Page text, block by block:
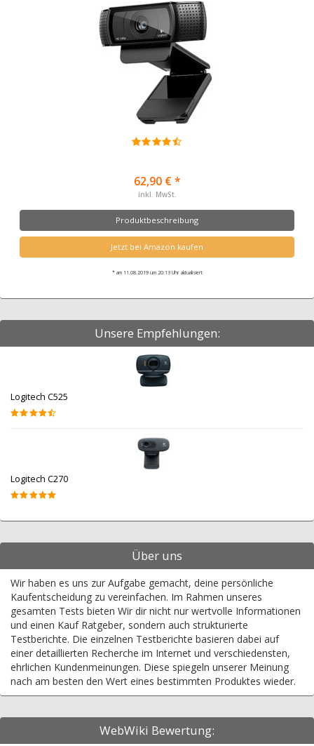
62,90 € *
inkl. MwSt.
Produktbeschreibung
Jetzt bei Amazon kaufen
* am 11.08.2019 um 20:13 Uhr aktualisiert
Unsere Empfehlungen:
Logitech C525
Logitech C270
Über uns
Wir haben es uns zur Aufgabe gemacht, deine persönliche
Kaufentscheidung zu vereinfachen. Im Rahmen unseres
gesamten Tests bieten Wir dir nicht nur wertvolle Informationen
und einen Kauf Ratgeber, sondern auch strukturierte
Testberichte. Die einzelnen Testberichte basieren dabei auf
einer detaillierten Recherche im Internet und verschiedensten,
ehrlichen Kundenmeinungen. Diese spiegeln unserer Meinung
nach am besten den Wert eines bestimmten Produktes wieder.
WebWiki Bewertung: